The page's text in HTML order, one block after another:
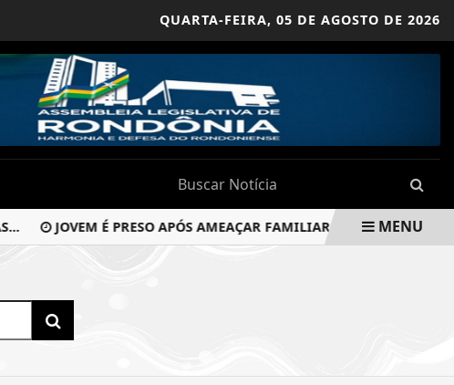
QUARTA-FEIRA, 05 DE AGOSTO DE 2026
JOVEM É PRESO APÓS AMEAÇAR FAMILIARES COM FACÃO E
MENU